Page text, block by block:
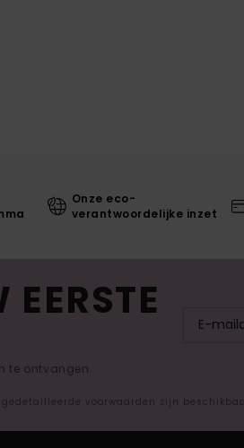
Onze eco-
verantwoordelijke inzet
te ontvangen.
voorwaarden zijn